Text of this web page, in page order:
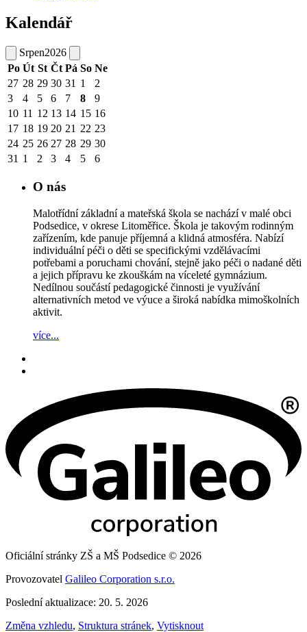
Kalendář
Srpen2026
Po Út St Čt Pá So Ne
27 28 29 30 31 1
2
3
4 5 6 7 8
9
10 11 12 13 14 15 16
17 18 19 20 21 22 23
24 25 26 27 28 29 30
31 1 2 3 4 5 6
O nás
Malotřídní základní a mateřská škola se nachází v malé obci
Podsedice, v okrese Litoměřice. Škola je takovým rodinným
zařízením, kde panuje příjemná a klidná atmosféra. Nabízí
individuální péči o děti se specifickými vzdělávacími
potřebami a poruchami chování, stejně jako péči o nadané děti
a jejich přípravu ke zkouškám na víceleté gymnázium.
Nedílnou součástí pedagogické činnosti je využívání
alternativních metod ve výuce a široká nabídka mimoškolních
aktivit.
více...
Oficiální stránky ZŠ a MŠ Podsedice © 2026
Provozovatel Galileo Corporation s.r.o.
Poslední aktualizace: 20. 5. 2026
Změna vzhledu, Struktura stránek, Vytisknout